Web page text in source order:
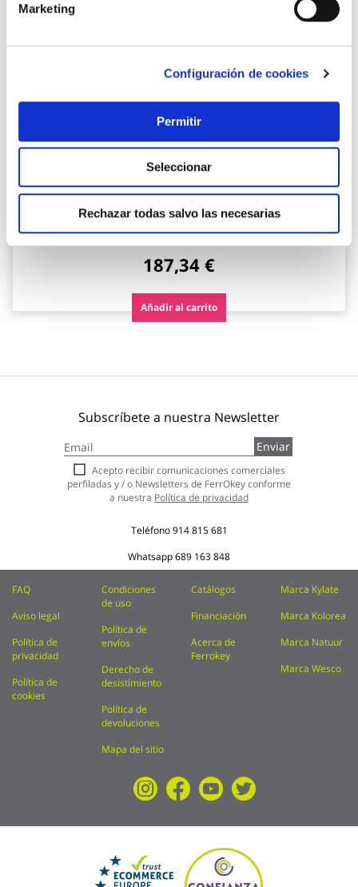
Marketing
Configuración de cookies
Permitir
Seleccionar
Rechazar todas salvo las necesarias
TOP VENTAS
Contenedor basura ecologico metalico 4 departamentos
gris don hierro
Don hierro
187,34 €
Añadir al carrito
Subscríbete a nuestra Newsletter
a
nuestro
boletín
de
Enviar
Acepto recibir comunicaciones comerciales
perfiladas y / o Newsletters de FerrOkey conforme
a nuestra Política de privacidad
Teléfono914 815 681
Whatsapp689 163 848
FAQ
Aviso legal
Política de
privacidad
Política de
cookies
Condiciones
de uso
Política de
envíos
Derecho de
desistimiento
Política de
devoluciones
Mapa del sitio
Catálogos
Financiación
Acerca de
Ferrokey
Marca Kylate
Marca Kolorea
Marca Natuur
Marca Wesco